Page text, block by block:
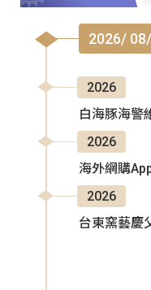
2026/
2026
白海豚海警
2026
海外網購
2026
台東窯藝慶